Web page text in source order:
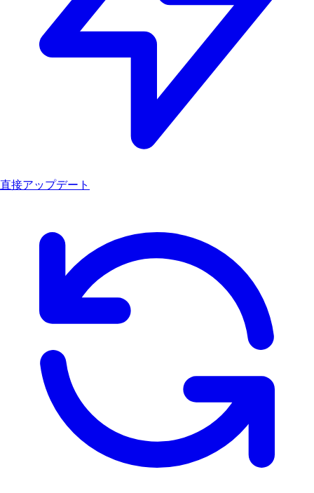
直接アップデート